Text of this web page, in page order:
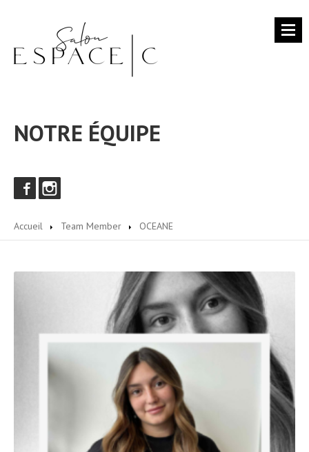
SERVICES
NOTRE ÉQUIPE
PHOTOS
LeStaff
BOOKING
NOTRE ÉQUIPE
Accueil Team Member OCEANE